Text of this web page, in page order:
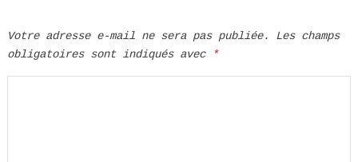
Votre adresse e-mail ne sera pas publiée.
Les champs
obligatoires sont indiqués avec
*